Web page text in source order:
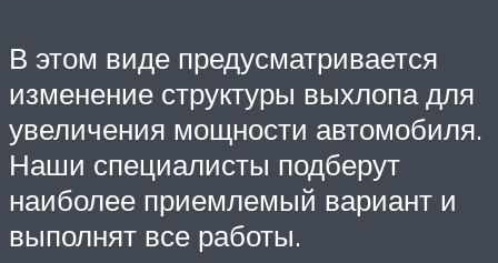
В этом виде предусматривается
изменение структуры выхлопа для
увеличения мощности автомобиля.
Наши специалисты подберут
наиболее приемлемый вариант и
выполнят все работы.